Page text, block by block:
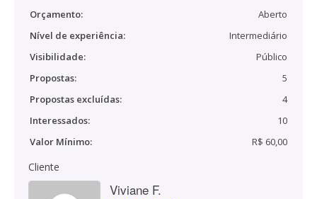
Orçamento:
Aberto
Nível de experiência:
Intermediário
Visibilidade:
Público
Propostas:
5
Propostas excluídas:
4
Interessados:
10
Valor Mínimo:
R$ 60,00
Cliente
Viviane F.